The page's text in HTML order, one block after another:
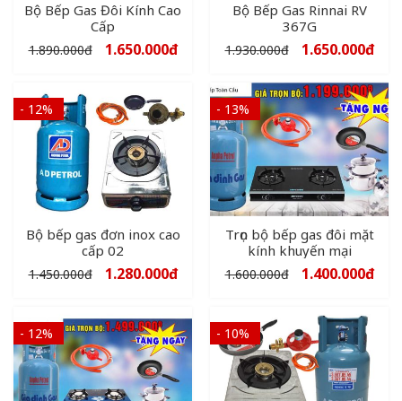
Bộ Bếp Gas Đôi Kính Cao
Cấp
1.890.000đ 1.650.000đ
Bộ Bếp Gas Rinnai RV
367G
1.930.000đ 1.650.000đ
- 12%
Bộ bếp gas đơn inox cao
cấp 02
1.450.000đ 1.280.000đ
- 13%
Trọn bộ bếp gas đôi mặt
kính khuyến mại
1.600.000đ 1.400.000đ
- 12% - 10%